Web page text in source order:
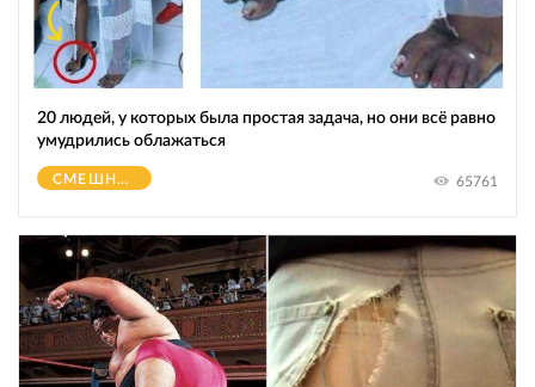
20 людей, у которых была простая задача, но они всё равно
умудрились облажаться
СМЕШНОЕ 65761